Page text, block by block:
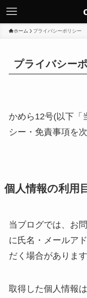
ホーム プライバシーポリシー
プライバシー
かめら12号(以下「
シー・免責事項を
個人情報の利用
当ブログでは、お
に氏名・メールア
だく場合があります
取得した個人情報